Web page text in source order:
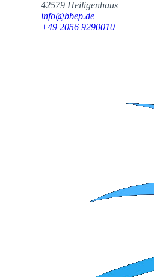
42579 Heiligenhaus
info@bbep.de
+49 2056 9290010